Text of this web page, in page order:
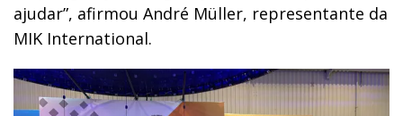
ajudar”, afirmou André Müller, representante da
MIK International.